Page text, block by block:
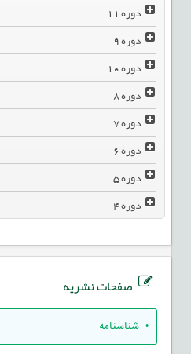
دوره11
دوره9
دوره10
دوره8
دوره7
دوره6
دوره5
دوره4
صفحات نشریه
• شناسنامه